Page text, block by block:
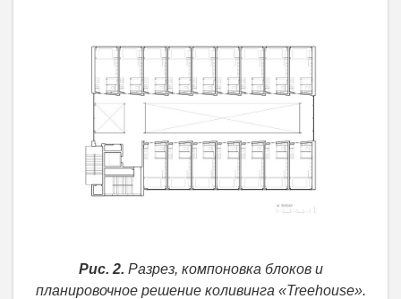
Рис. 2. Разрез, компоновка блоков и
планировочное решение коливинга «Treehouse».